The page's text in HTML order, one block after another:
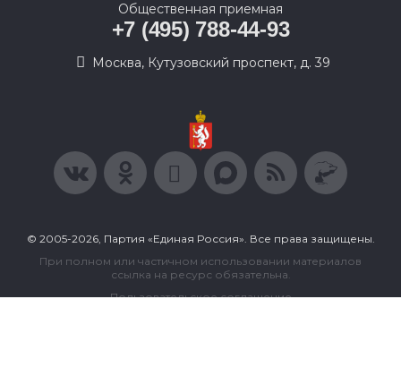
Общественная приемная
+7 (495) 788-44-93
Москва, Кутузовский проспект, д. 39
© 2005-2026, Партия «Единая Россия». Все права защищены.
При полном или частичном использовании материалов
ссылка на ресурс обязательна.
Пользовательское соглашение